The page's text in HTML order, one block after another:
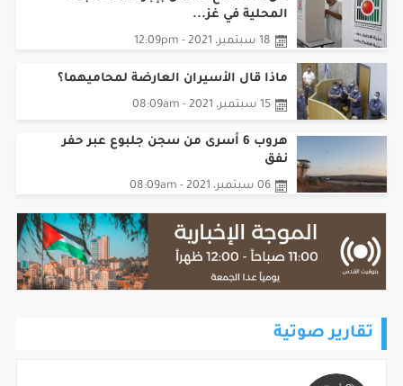
18 سبتمبر، 2021 - 12:09pm
15 سبتمبر، 2021 - 08:09am
نفق
06 سبتمبر، 2021 - 08:09am